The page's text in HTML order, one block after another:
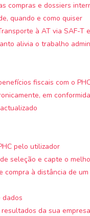
compras e dossiers
quando e como quiser
à AT via SAF-T
alivia o trabalho
fiscais com o
em
pelo utilizador
seleção e capte o
compra à distância de
dados
da sua empresa